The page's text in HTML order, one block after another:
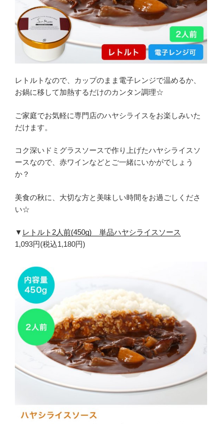
レトルトなので、カップのまま電子レンジで温めるか、
お鍋に移して加熱するだけのカンタン調理☆
ご家庭でお気軽に専門店のハヤシライスをお楽しみいた
だけます。
コク深いドミグラスソースで作り上げたハヤシライスソ
ースなので、赤ワインなどとご一緒にいかがでしょう
か？
美食の秋に、大切な方と美味しい時間をお過ごしくださ
い☆
▼ レトルト2人前(450g) 単品ハヤシライスソース
1,093円(税込1,180円)